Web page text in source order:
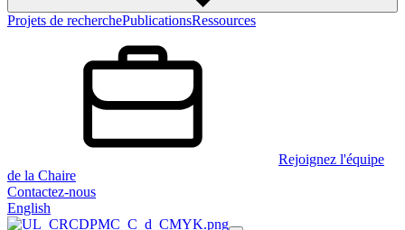
Projets de recherchePublicationsRessources
Rejoignez l'équipe
de la Chaire
Contactez-nous
English